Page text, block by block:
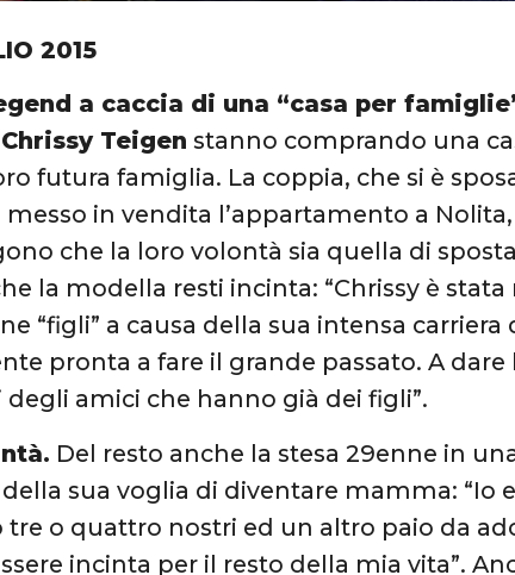
2015
a caccia di una “casa per
Chrissy Teigen stanno comprando una
futura famiglia. La coppia, che si è
messo in vendita l’appartamento a
che la loro volontà sia quella di
la modella resti incinta: “Chrissy è
“figli” a causa della sua intensa
pronta a fare il grande passato. A dare
degli amici che hanno già dei figli”.
Del resto anche la stesa 29enne in
sua voglia di diventare mamma: “Io
tre o quattro nostri ed un altro paio da
incinta per il resto della mia vita”.